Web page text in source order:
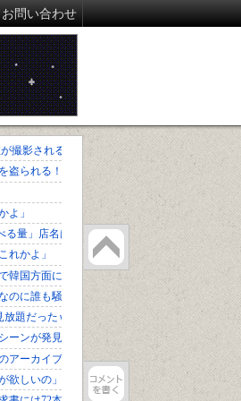
お問い合わせ